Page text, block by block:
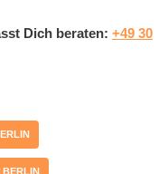
Dich beraten: +49 30
BERLIN